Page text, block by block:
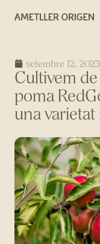
setembre 12, 2023
Cultivem
poma
una